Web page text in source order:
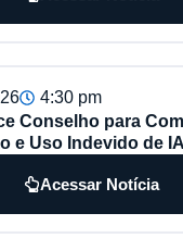
4:30 pm
Conselho para
e Uso Indevido de
Acessar Notícia